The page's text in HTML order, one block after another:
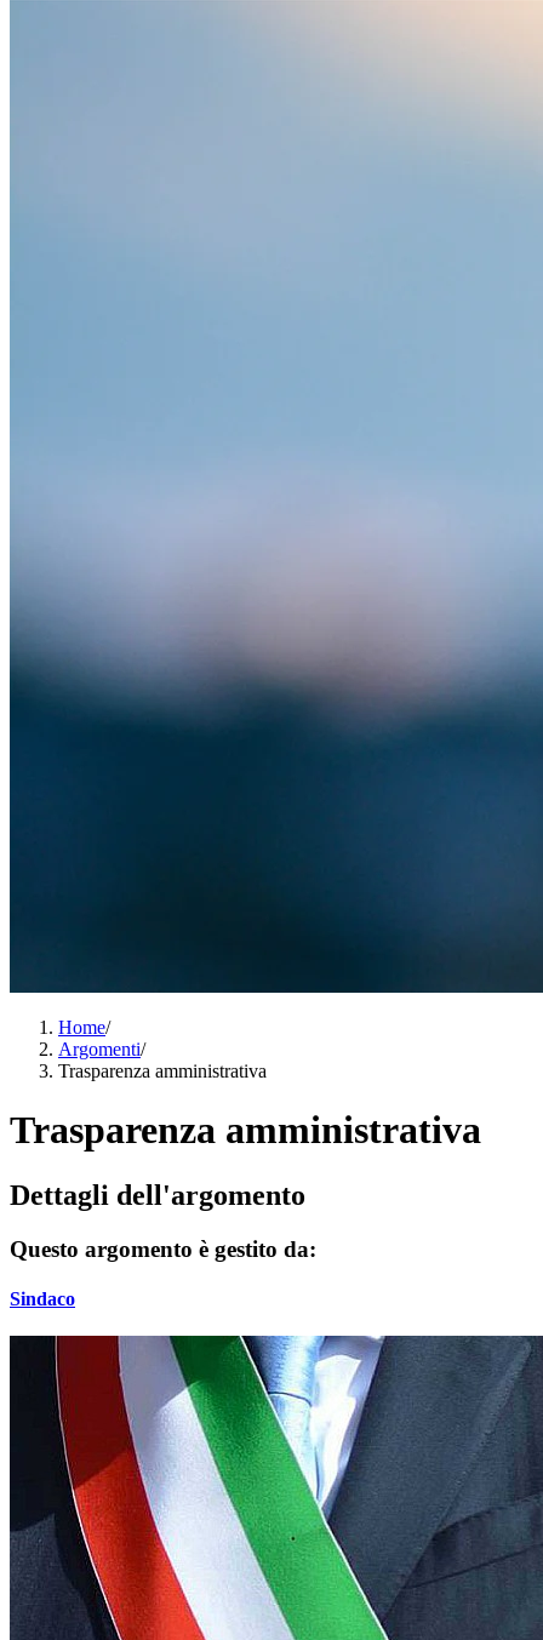
Home/
Argomenti/
Trasparenza amministrativa
Trasparenza amministrativa
Dettagli dell'argomento
Questo argomento è gestito da:
Sindaco